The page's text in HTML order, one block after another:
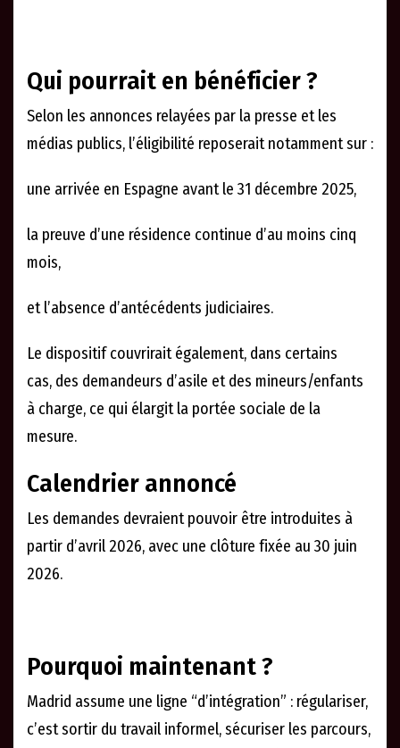
Qui pourrait en bénéficier ?
Selon les annonces relayées par la presse et les
médias publics, l’éligibilité reposerait notamment sur :
une arrivée en Espagne avant le 31 décembre 2025,
la preuve d’une résidence continue d’au moins cinq
mois,
et l’absence d’antécédents judiciaires.
Le dispositif couvrirait également, dans certains
cas, des demandeurs d’asile et des mineurs/enfants
à charge, ce qui élargit la portée sociale de la
mesure.
Calendrier annoncé
Les demandes devraient pouvoir être introduites à
partir d’avril 2026, avec une clôture fixée au 30 juin
2026.
Pourquoi maintenant ?
Madrid assume une ligne “d’intégration” : régulariser,
c’est sortir du travail informel, sécuriser les parcours,